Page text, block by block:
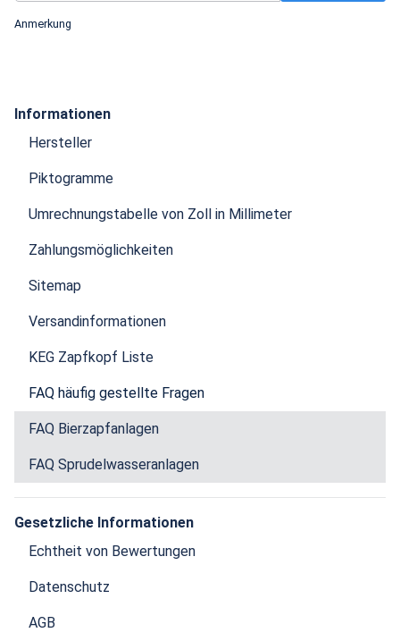
Anmerkung
Informationen
Hersteller
Piktogramme
Umrechnungstabelle von Zoll in Millimeter
Zahlungsmöglichkeiten
Sitemap
Versandinformationen
KEG Zapfkopf Liste
FAQ häufig gestellte Fragen
FAQ Bierzapfanlagen
FAQ Sprudelwasseranlagen
Gesetzliche Informationen
Echtheit von Bewertungen
Datenschutz
AGB